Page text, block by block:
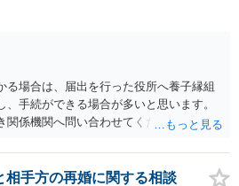
る場合は、届出を行った役所へ養子縁組
手続ができる場合が多いと思います。
関係機関へ問い合わせてください。
相手方の再婚に関する相談